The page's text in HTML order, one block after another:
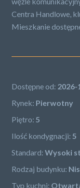
Centra Handlowe,
Mieszkanie
Dostępne od: 2026-
Rynek: Pierwotny
Piętro: 5
Ilość kondygnacji: 5
Standard: Wysoki
Rodzaj budynku:
Typ kuchni: